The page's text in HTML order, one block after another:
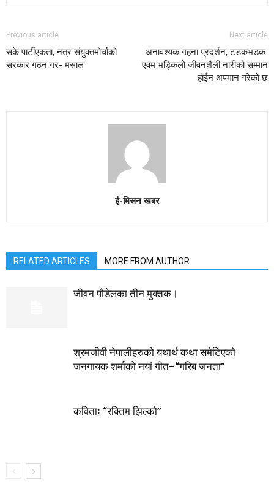
Previous article
सके पार्टीएकता, नत्र संयुक्तमोर्चाको
सरकार गठन गर- मसाल
Next article
अनावश्यक गहना प्रदर्शन, टडकभडक
एवम भड्किलो जीवनशैली नारीको सम्मान
होईन अपमान गरेको छ
ई-मिसन खबर
RELATED ARTICLES MORE FROM AUTHOR
जीवन पौडेलका तीन मुक्तक।
श्रमजीवी नेपालीहरुको यथार्थ कथा समेटिएको
जनगायक शर्माको नयां गीत–“गरिब जनता”
कविताः “रक्तिम झिल्को”